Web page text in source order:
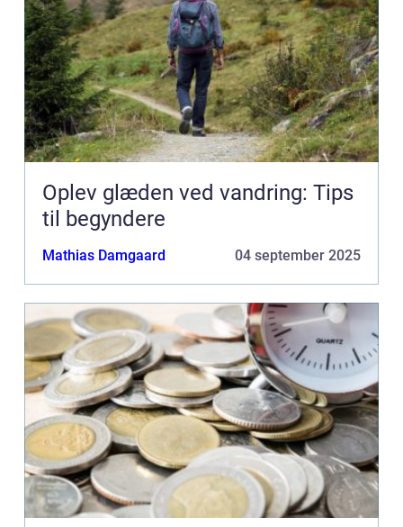
Oplev glæden ved vandring: Tips
til begyndere
Mathias Damgaard 04 september 2025